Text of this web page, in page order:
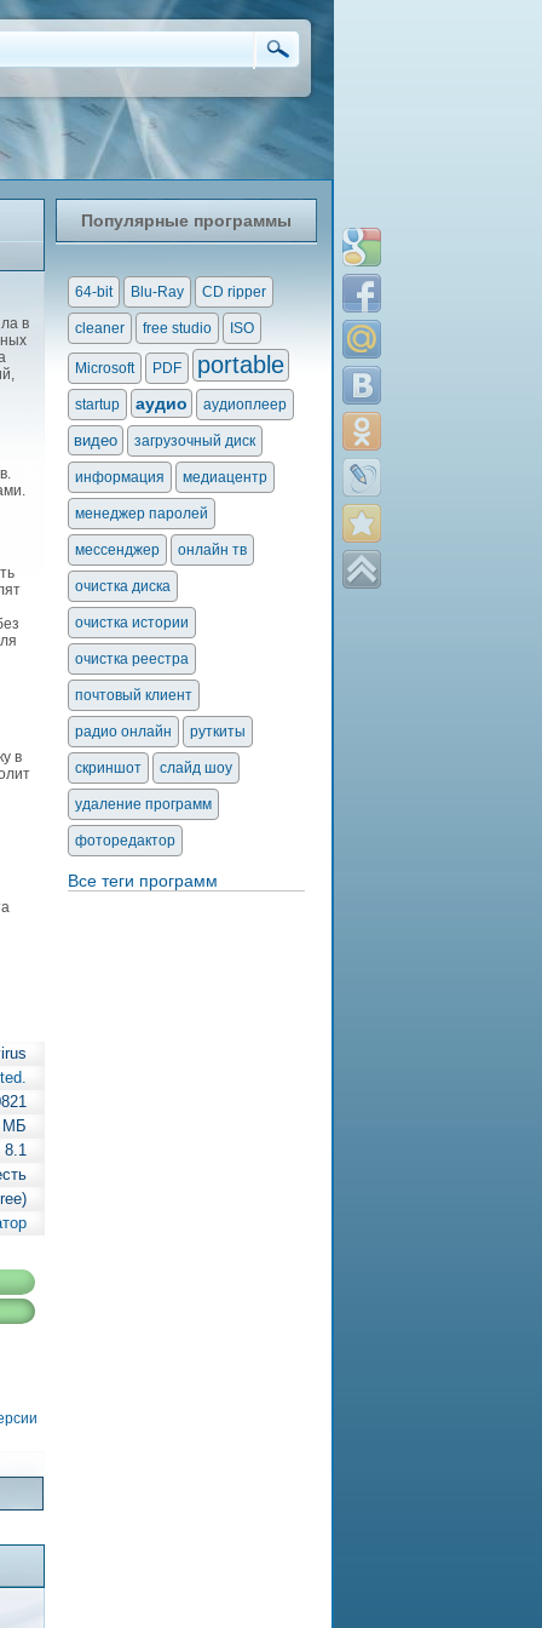
в
в
МБ
8.1
Популярные программы
64-bit Blu-Ray CD ripper
cleaner free studio ISO
Microsoft PDF portable
startup аудио аудиоплеер
видео загрузочный диск
информация медиацентр
менеджер паролей
мессенджер онлайн тв
очистка диска
очистка истории
очистка реестра
почтовый клиент
радио онлайн руткиты
скриншот слайд шоу
удаление программ
фоторедактор
Все теги программ